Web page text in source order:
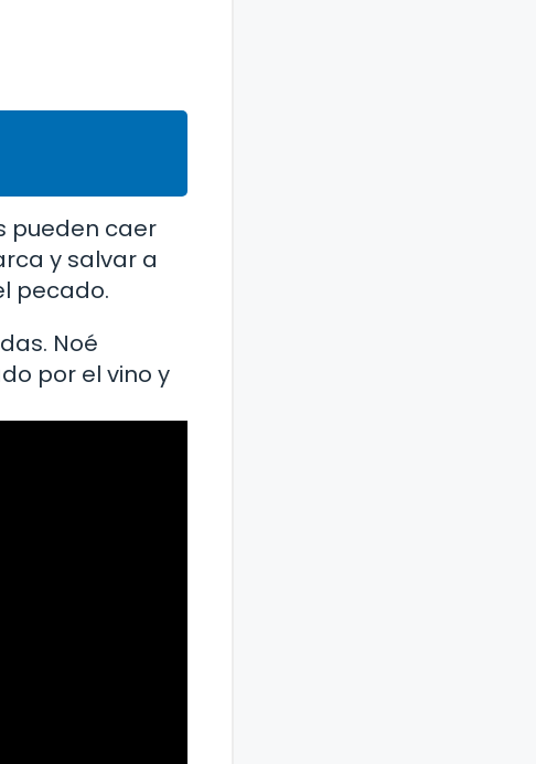
pueden caer
y salvar a
pecado.
Noé
por el vino y